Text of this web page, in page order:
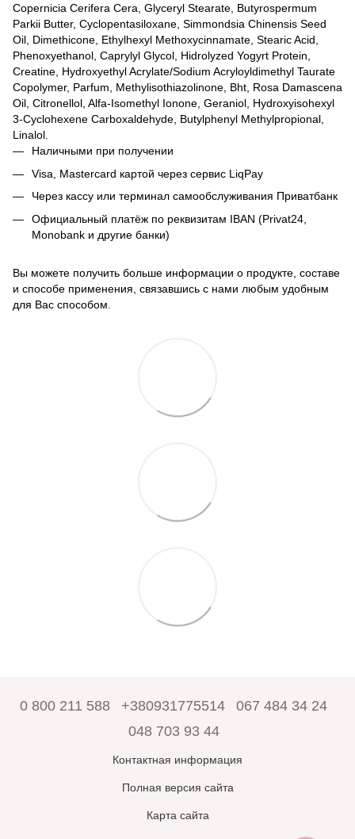
Copernicia Cerifera Cera, Glyceryl Stearate, Butyrospermum
Parkii Butter, Cyclopentasiloxane, Simmondsia Chinensis Seed
Oil, Dimethicone, Ethylhexyl Methoxycinnamate, Stearic Acid,
Phenoxyethanol, Caprylyl Glycol, Hidrolyzed Yogyrt Protein,
Creatine, Hydroxyethyl Acrylate/Sodium Acryloyldimethyl Taurate
Copolymer, Parfum, Methylisothiazolinone, Bht, Rosa Damascena
Oil, Citronellol, Alfa-Isomethyl Ionone, Geraniol, Hydroxyisohexyl
3-Cyclohexene Carboxaldehyde, Butylphenyl Methylpropional,
Linalol.
Наличными при получении
Visa, Mastercard картой через сервис LiqPay
Через кассу или терминал самообслуживания Приватбанк
Официальный платёж по реквизитам IBAN (Privat24,
Monobank и другие банки)
Вы можете получить больше информации о продукте, составе
и способе применения, связавшись с нами любым удобным
для Вас способом.
0 800 211 588 +380931775514
067 484 34 24
048 703 93 44
Контактная информация
Полная версия сайта
Карта сайта